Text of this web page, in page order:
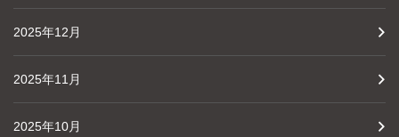
2025年12月
2025年11月
2025年10月